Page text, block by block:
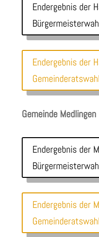
Endergebnis der
Endergebnis der
Gemeinde Medlingen
Endergebnis der
Endergebnis der